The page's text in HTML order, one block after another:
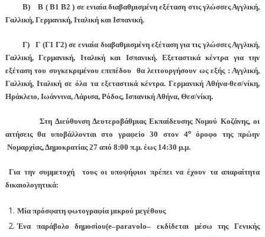
Β) Β ( Β1 Β2 ) σε ενιαία διαβαθμισμένη εξέταση στις γλώσσες Αγγλική,
Γαλλική, Γερμανική, Ιταλική και Ισπανική.
Γ) Γ (Γ1 Γ2) σε ενιαία διαβαθμισμένη εξέταση για τις γλώσσες Αγγλική,
Γαλλική, Γερμανική, Ιταλική και Ισπανική. Εξεταστικά κέντρα για την
εξέταση του συγκεκριμένου επιπέδου θα λειτουργήσουν ως εξής : Αγγλική,
Γαλλική, Ιταλική σε όλα τα εξεταστικά κέντρα. Γερμανική Αθήνα-θεσ/νίκη,
Ηράκλειο, Ιωάννινα, Λάρισα, Ρόδος, Ισπανική Αθήνα, Θεσ/νίκη.
Στη Διεύθυνση Δευτεροβάθμιας Εκπαίδευσης Νομού Κοζάνης, οι
αιτήσεις θα υποβάλλονται στο γραφείο 30 στον 4οόροφο της πρώην
Νομαρχίας, Δημοκρατίας 27 από 8:00 π.μ. έως 14:30 μ.μ.
Για την συμμετοχή τους οι υποψήφιοι πρέπει να έχουν τα απαραίτητα
δικαιολογητικά:
Μία πρόσφατη φωτογραφία μικρού μεγέθους
Ένα παράβολο δημοσίου(e–paravolo– εκδίδεται μέσω της Γενικής